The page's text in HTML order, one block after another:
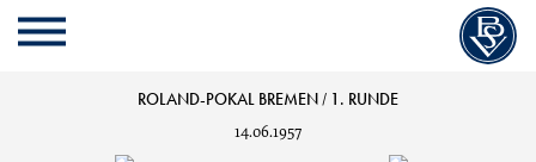
Cookie
Einstellungen
Zum
Inhalt
Cookie
Einstellungen
Kopfbereich
MENU
BremerROLAND-POKAL BREMEN / 1. RUNDE
14.06.1957